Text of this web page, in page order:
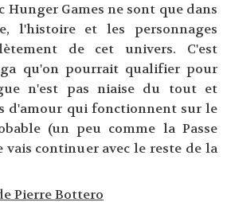
Hunger Games ne sont que dans
l'histoire et les personnages
de cet univers. C'est
qu'on pourrait qualifier pour
n'est pas niaise du tout et
d'amour qui fonctionnent sur le
(un peu comme la Passe
vais continuer avec le reste de la
Pierre Bottero